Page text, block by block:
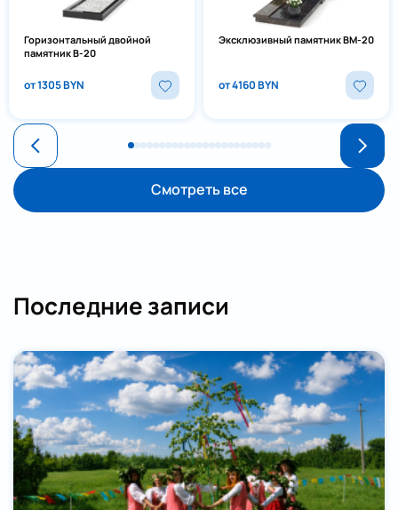
Горизонтальный двойной
памятник В-20
от 1305 BYN
Эксклюзивный памятник ВМ-20
от 4160 BYN
Смотреть все
Последние записи